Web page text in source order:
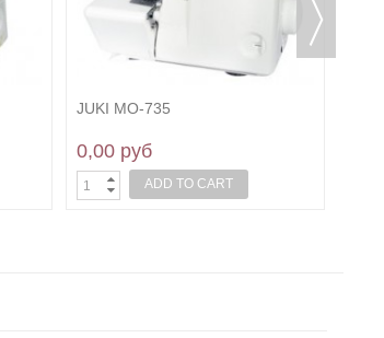
JUKI MO-735
0,00 руб
ADD TO CART